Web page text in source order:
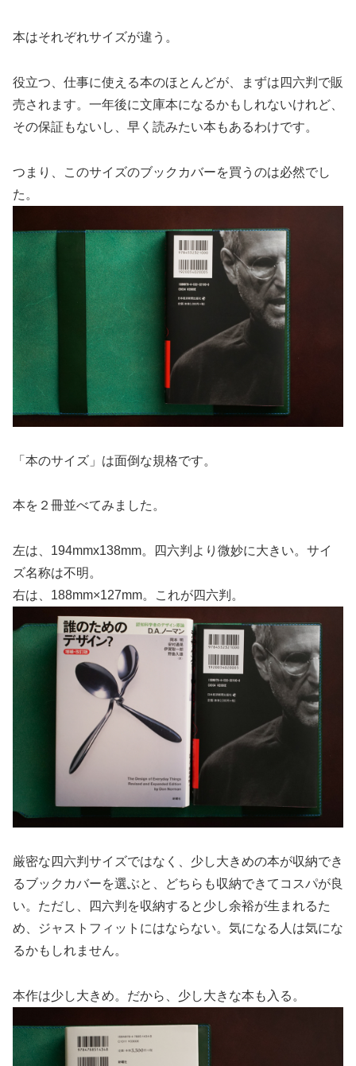
本はそれぞれサイズが違う。
役立つ、仕事に使える本のほとんどが、まずは四六判で販
売されます。一年後に文庫本になるかもしれないけれど、
その保証もないし、早く読みたい本もあるわけです。
つまり、このサイズのブックカバーを買うのは必然でし
た。
「本のサイズ」は面倒な規格です。
本を２冊並べてみました。
左は、194mmx138mm。四六判より微妙に大きい。サイ
ズ名称は不明。
右は、188mm×127mm。これが四六判。
厳密な四六判サイズではなく、少し大きめの本が収納でき
るブックカバーを選ぶと、どちらも収納できてコスパが良
い。ただし、四六判を収納すると少し余裕が生まれるた
め、ジャストフィットにはならない。気になる人は気にな
るかもしれません。
本作は少し大きめ。だから、少し大きな本も入る。